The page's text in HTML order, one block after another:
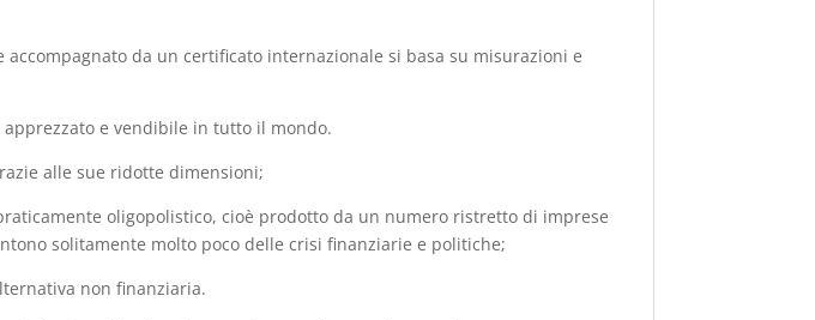
da un certificato internazionale si basa su misurazioni e
e vendibile in tutto il mondo.
alle sue ridotte dimensioni;
oligopolistico, cioè prodotto da un numero ristretto di imprese
solitamente molto poco delle crisi finanziarie e politiche;
non finanziaria.